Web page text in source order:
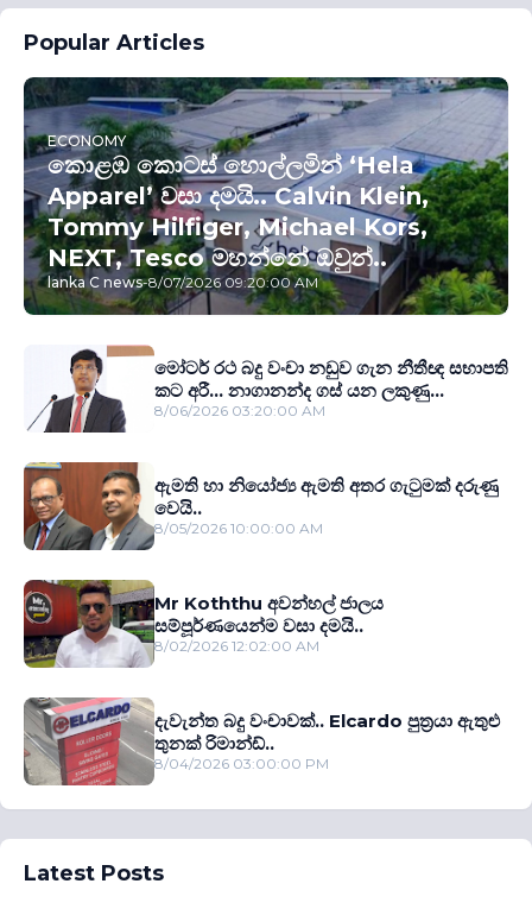
Popular Articles
ECONOMY
කොළඹ කොටස් හොල්ලමින් ‘Hela
Apparel’ වසා දමයි.. Calvin Klein,
Tommy Hilfiger, Michael Kors,
NEXT, Tesco මහන්නේ ඔවුන්..
lanka C news-8/07/2026 09:20:00 AM
මෝටර් රථ බදු වංචා නඩුව ගැන නීතීඥ සභාපති
කට අරී... නාගානන්ද ගස් යන ලකුණු...
8/06/2026 03:20:00 AM
ඇමති හා නියෝජ්‍ය ඇමති අතර ගැටුමක් දරුණු
වෙයි..
8/05/2026 10:00:00 AM
Mr Koththu අවන්හල් ජාලය
සම්පූර්ණයෙන්ම වසා දමයි..
8/02/2026 12:02:00 AM
දැවැන්ත බදු වංචාවක්.. Elcardo පුත‍්‍රයා ඇතුළු
තුනක් රිමාන්ඩ්..
8/04/2026 03:00:00 PM
Latest Posts